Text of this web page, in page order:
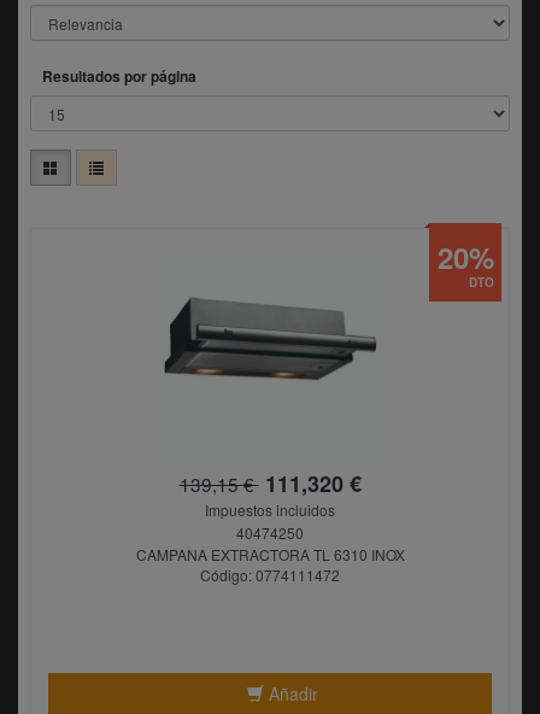
Resultados por página
139,15 €111,320 €
Impuestos incluidos
40474250
CAMPANA EXTRACTORA TL 6310 INOX
Código: 0774111472
Añadir
DTO
20%